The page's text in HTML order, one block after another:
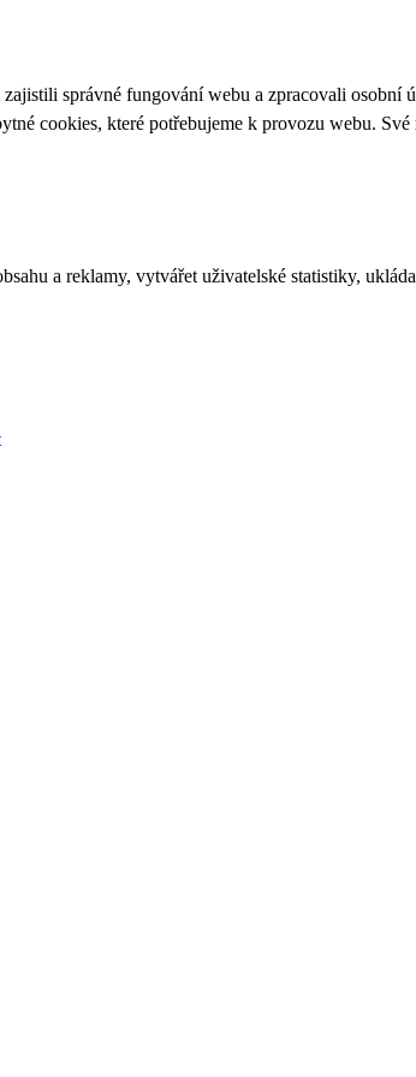
správné fungování webu a zpracovali
cookies, které potřebujeme k provozu webu.
a reklamy, vytvářet uživatelské statistiky,